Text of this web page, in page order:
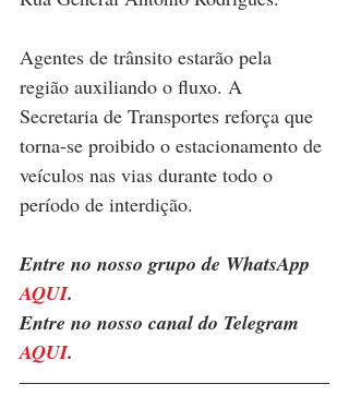
Agentes de trânsito estarão pela
região auxiliando o fluxo. A
Secretaria de Transportes reforça que
torna-se proibido o estacionamento de
veículos nas vias durante todo o
período de interdição.
Entre no nosso grupo de WhatsApp
AQUI.
Entre no nosso canal do Telegram
AQUI.